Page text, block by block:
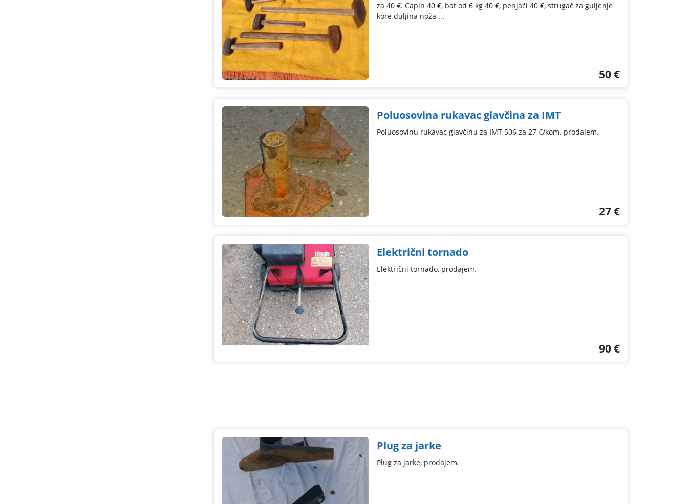
za 40 €. Capin 40 €, bat od 6 kg 40 €, penjači 40 €, strugač za guljenje
kore duljina noža ...
50 €
Poluosovina rukavac glavčina za IMT
Poluosovinu rukavac glavčinu za IMT 506 za 27 €/kom. prodajem.
27 €
Električni tornado
Električni tornado, prodajem.
90 €
Plug za jarke
Plug za jarke, prodajem.